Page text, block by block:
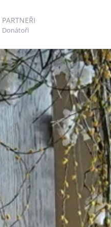
PARTNEŘI
Donátoři